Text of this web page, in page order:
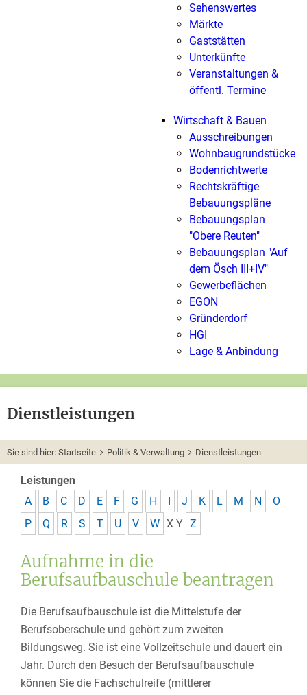
Sehenswertes
Märkte
Gaststätten
Unterkünfte
Veranstaltungen &
öffentl. Termine
Wirtschaft & Bauen
Ausschreibungen
Wohnbaugrundstücke
Bodenrichtwerte
Rechtskräftige
Bebauungspläne
Bebauungsplan
"Obere Reuten"
Bebauungsplan "Auf
dem Ösch III+IV"
Gewerbeflächen
EGON
Gründerdorf
HGI
Lage & Anbindung
Dienstleistungen
Sie sind hier: Startseite Politik & Verwaltung Dienstleistungen
Leistungen
A
B C D E F G H I J K L M N
O
P
Q R S T U V W X Y Z
Aufnahme in die
Berufsaufbauschule beantragen
Die Berufsaufbauschule ist die Mittelstufe der
Berufsoberschule und gehört zum zweiten
Bildungsweg. Sie ist eine Vollzeitschule und dauert ein
Jahr. Durch den Besuch der Berufsaufbauschule
können Sie die Fachschulreife (mittlerer